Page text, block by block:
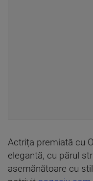
Actrița premiată cu
elegantă, cu părul
asemănătoare cu